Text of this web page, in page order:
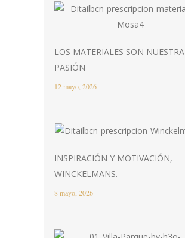
LOS MATERIALES SON NUESTRA
PASIÓN
12 mayo, 2026
INSPIRACIÓN Y MOTIVACIÓN,
WINCKELMANS.
8 mayo, 2026